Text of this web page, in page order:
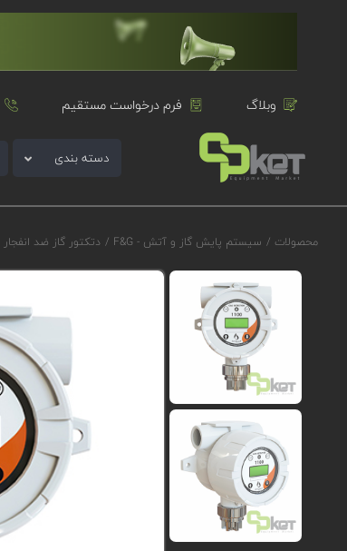
وبلاگ فرم درخواست مستقیم
دسته بندی
محصولات / سیستم پایش گاز و آتش - F&G / دتکتور گاز ضد انفجار